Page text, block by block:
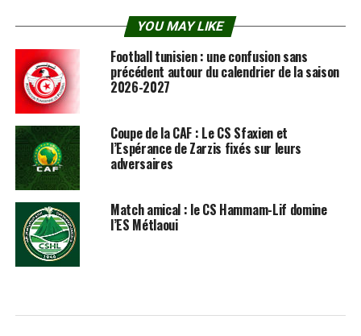
YOU MAY LIKE
Football tunisien : une confusion sans
précédent autour du calendrier de la saison
2026-2027
Coupe de la CAF : Le CS Sfaxien et
l’Espérance de Zarzis fixés sur leurs
adversaires
Match amical : le CS Hammam-Lif domine
l’ES Métlaoui